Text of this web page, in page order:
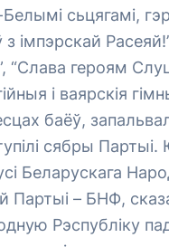
сьцягамі,
з імпэрскай
“Слава героям
і ваярскія
баёў,
сябры
Беларускага
– БНФ,
Рэспубліку